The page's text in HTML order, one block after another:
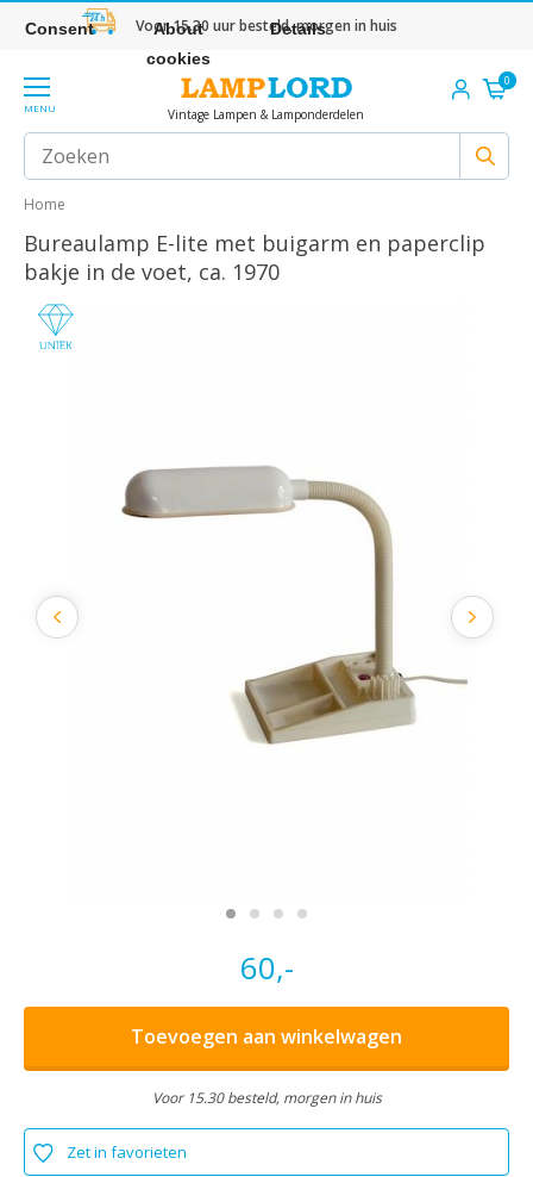
Voor 15.30 uur besteld, morgen in huis
MENU Vintage Lampen & Lamponderdelen
0
Home
Bureaulamp E-lite met buigarm en paperclip
bakje in de voet, ca. 1970
60,-
Toevoegen aan winkelwagen
Voor 15.30 besteld, morgen in huis
Zet in favorieten
Consent
About
cookies
Details